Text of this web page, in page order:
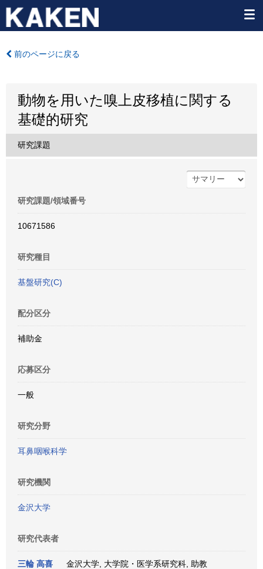
前のページに戻る
動物を用いた嗅上皮移植に関する
基礎的研究
研究課題
研究課題/領域番号
10671586
研究種目
基盤研究(C)
配分区分
補助金
応募区分
一般
研究分野
耳鼻咽喉科学
研究機関
金沢大学
研究代表者
三輪 高喜
金沢大学, 大学院・医学系研究科, 助教